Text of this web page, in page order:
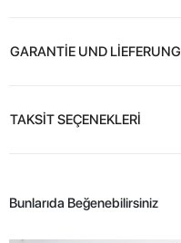
GARANTİE UND LİEFERUNG
TAKSİT SEÇENEKLERİ
Bunlarıda Beğenebilirsiniz